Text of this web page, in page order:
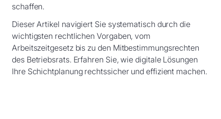
schaffen.
Dieser Artikel navigiert Sie systematisch durch die
wichtigsten rechtlichen Vorgaben, vom
Arbeitszeitgesetz bis zu den Mitbestimmungsrechten
des Betriebsrats. Erfahren Sie, wie digitale Lösungen
Ihre Schichtplanung rechtssicher und effizient machen.